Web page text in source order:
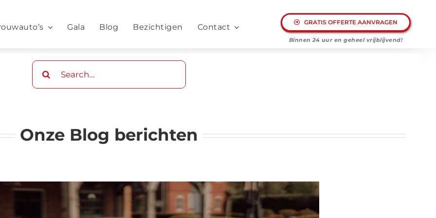
Gala Blog Bezichtigen Contact
GRATIS OFFERTE AANVRAGEN
Binnen 24 uur en geheel vrijblijvend!
Zoeken
naar:
Onze Blog berichten